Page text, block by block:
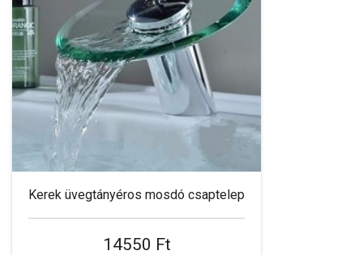
Kerek üvegtányéros mosdó csaptelep
14550 Ft